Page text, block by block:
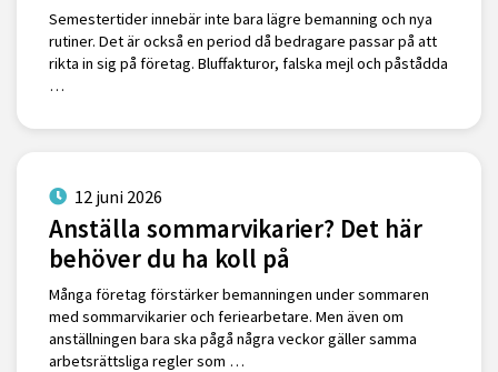
Semestertider innebär inte bara lägre bemanning och nya
rutiner. Det är också en period då bedragare passar på att
rikta in sig på företag. Bluffakturor, falska mejl och påstådda
…
12 juni 2026
Anställa sommarvikarier? Det här
behöver du ha koll på
Många företag förstärker bemanningen under sommaren
med sommarvikarier och feriearbetare. Men även om
anställningen bara ska pågå några veckor gäller samma
arbetsrättsliga regler som …